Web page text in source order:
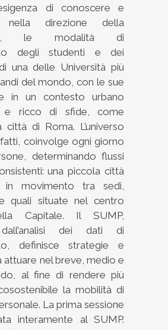
di conoscere e
nella direzione della
le modalità di
degli studenti e dei
una delle Università più
del mondo, con le sue
in un contesto urbano
e ricco di sfide, come
di Roma. L’universo
coinvolge ogni giorno
determinando flussi
una piccola città
in movimento tra sedi,
quali situate nel centro
Capitale. Il SUMP,
dei dati di
definisce strategie e
attuare nel breve, medio e
al fine di rendere più
la mobilità di
La prima sessione
interamente al SUMP.